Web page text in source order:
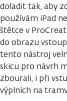
doladit tak, aby
používám iPad
štětce v
do obrazu
tento nástroj
skicu pro návrh
zbourali, i při
výplních na